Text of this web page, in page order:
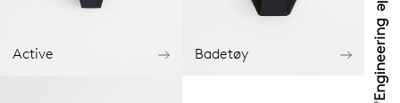
Active Badetøy